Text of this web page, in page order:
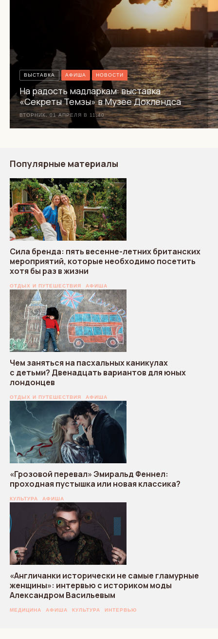
ВЫСТАВКА АФИША НОВОСТИ
На радость мадларкам: выставка
«Секреты Темзы» в Музее Доклендса
ВТОРНИК, 01 АПРЕЛЯ В 11:40
Популярные материалы
Сила бренда: пять весенне-летних британских
мероприятий, которые необходимо посетить
хотя бы раз в жизни
ОТДЫХ И ПУТЕШЕСТВИЯ АФИША
Чем заняться на пасхальных каникулах
с детьми? Двенадцать вариантов для юных
лондонцев
ОТДЫХ И ПУТЕШЕСТВИЯ АФИША
«Грозовой перевал» Эмиральд Феннел:
проходная пустышка или новая классика?
КУЛЬТУРА АФИША
«Англичанки исторически не самые гламурные
женщины»: интервью с историком моды
Александром Васильевым
МЕДИЦИНА АФИША КУЛЬТУРА ИНТЕРВЬЮ